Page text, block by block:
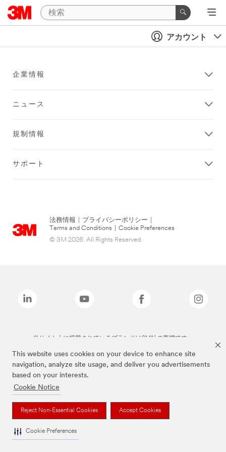
This website uses cookies on your device to enhance site
navigation, analyze site usage, and deliver you advertisements
based on your interests.
Cookie Notice
Reject Non-Essential Cookies Accept Cookies
Cookie Preferences
アカウント
企業情報
ニュース
規制情報
サポート
法務情報 プライバシーポリシー
Terms and Conditions
Cookie Preferences
© 3M 2026. All Rights Reserved.
当サイト上に掲載されているブランドは3M社の商標です。